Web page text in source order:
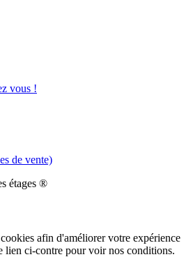
vous !
de vente)
étages ®
afin d'améliorer votre expérience
lien ci-contre pour voir nos conditions.